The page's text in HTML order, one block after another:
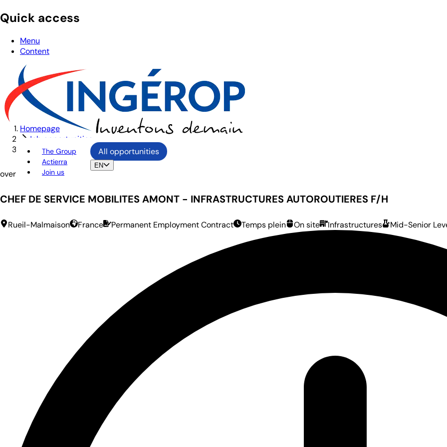
Quick access
Menu
Content
The Group
Actierra
Join us
All opportunities
EN
Homepage
Job opportunities
CHEF DE SERVICE MOBILITES AMONT - INFRASTRUCTURES AUTOROUTIERES F/H
overview
CHEF DE SERVICE MOBILITES AMONT - INFRASTRUCTURES AUTOROUTIERES F/H
Rueil-Malmaison France Permanent Employment Contract Temps plein On site Infrastructures Mid-Senior